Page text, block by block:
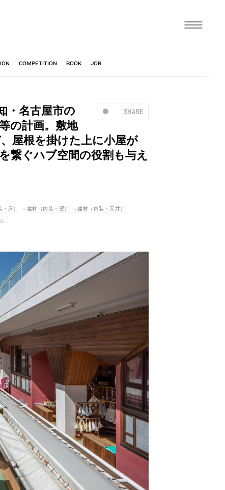
SHARE
・名古屋市の
の計画。敷地
屋根を掛けた上に小屋が
繋ぐハブ空間の役割も与え
床） 建材（内装・壁）
建材（内装・天井）